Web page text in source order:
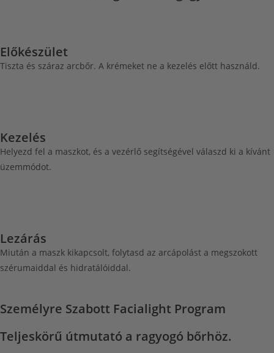
Előkészület
Tiszta és száraz arcbőr. A krémeket ne a kezelés előtt használd.
Kezelés
Helyezd fel a maszkot, és a vezérlő segítségével válaszd ki a kívánt
üzemmódot.
Lezárás
Miután a maszk kikapcsolt, folytasd az arcápolást a megszokott
szérumaiddal és hidratálóiddal.
Személyre Szabott Facialight Program
Teljeskörű útmutató a ragyogó bőrhöz.